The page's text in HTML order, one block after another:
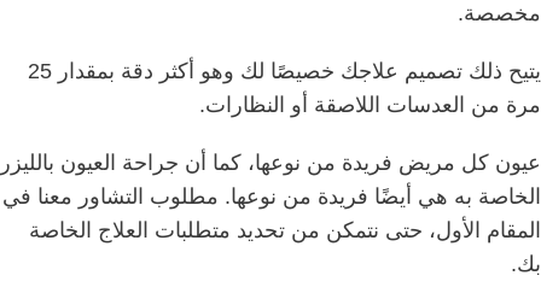
مخصصة.
يتيح ذلك تصميم علاجك خصيصًا لك وهو أكثر دقة بمقدار 25
مرة من العدسات اللاصقة أو النظارات.
عيون كل مريض فريدة من نوعها، كما أن جراحة العيون بالليزر
الخاصة به هي أيضًا فريدة من نوعها. مطلوب التشاور معنا في
المقام الأول، حتى نتمكن من تحديد متطلبات العلاج الخاصة
بك.